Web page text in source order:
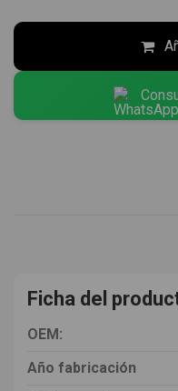
Ficha del
OEM:
Año fabricación